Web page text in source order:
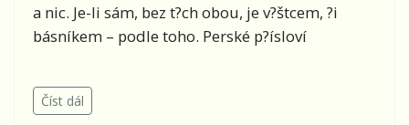
a nic. Je-li sám, bez t?ch obou, je v?štcem, ?i
básníkem – podle toho. Perské p?ísloví
Číst dál